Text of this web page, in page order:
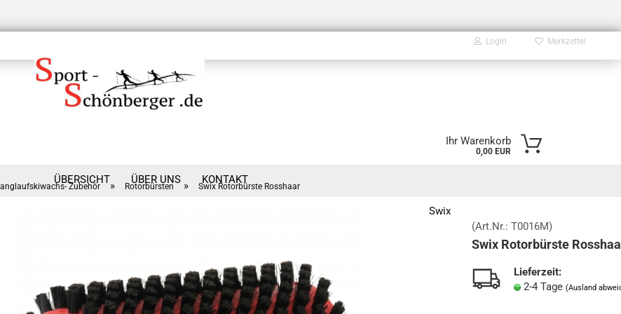
Login Merkzettel
Ihr Warenkorb
0,00 EUR
ÜBERSICHT ÜBER UNS KONTAKT
Zubehör » Rotorbürsten » Swix Rotorbürste Rosshaar
Swix
(Art.Nr.: T0016M)
Swix Rotorbürste
Lieferzeit:
2-4 Tage (Ausland